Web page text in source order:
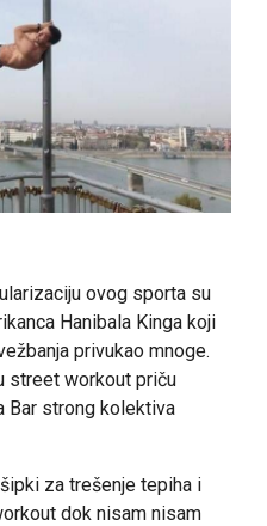
ovog sporta su
Hanibala Kinga koji
privukao mnoge.
street workout priču
Bar strong kolektiva
za trešenje tepiha i
dok nisam nisam